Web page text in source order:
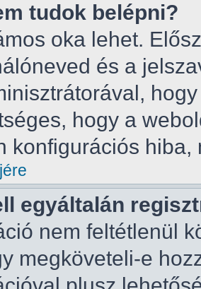
tudok belépni?
oka lehet.
és a
hogy a
konfigurációs
egyáltalán
nem feltétlenül
megköveteli-e